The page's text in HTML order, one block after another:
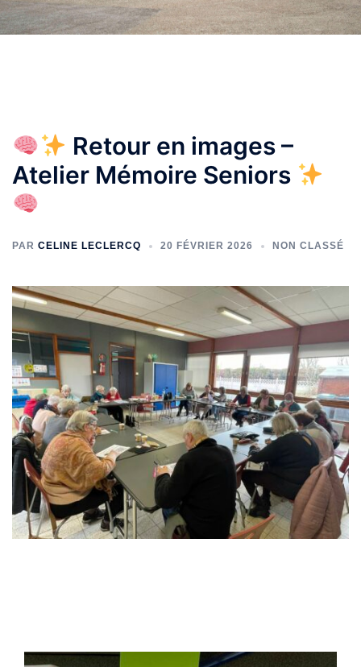
Retour en images –
Atelier Mémoire Seniors
PAR CELINE LECLERCQ 20 FÉVRIER 2026 NON CLASSÉ